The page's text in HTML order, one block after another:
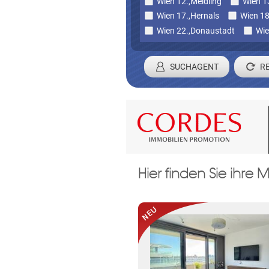
Wien 17.,Hernals
Wien
Wien 22.,Donaustadt
SUCHAGENT
Registrieren
Damit wir ihre Anfrage
Hier finden Sie ihre